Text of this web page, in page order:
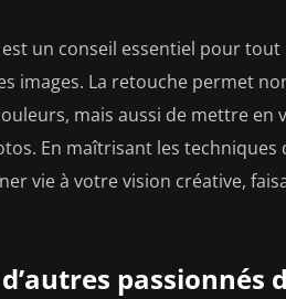
un conseil essentiel pour
images. La retouche permet
mais aussi de mettre en
En maîtrisant les techniques
vie à votre vision créative,
passionnés